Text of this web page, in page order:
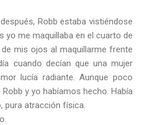
Robb estaba vistiéndose
yo me maquillaba en el cuarto de
mis ojos al maquillarme frente
cuando decían que una mujer
lucía radiante. Aunque poco
y yo habíamos hecho. Había
pura atracción física.